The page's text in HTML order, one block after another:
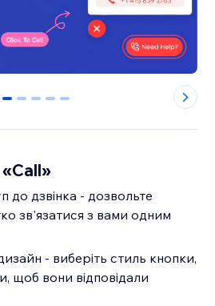
0 1 2 3 4
до дзвінка - дозвольте
зв'язатися з вами одним
- виберіть стиль кнопки,
щоб вони відповідали